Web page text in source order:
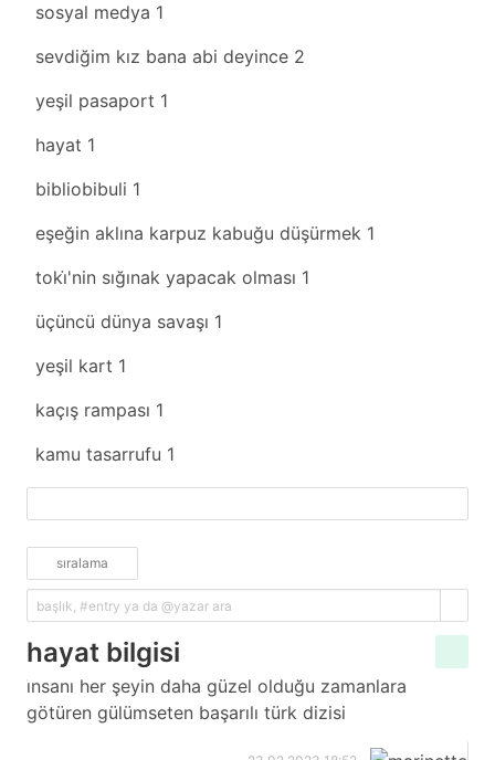
sosyal medya 1
sevdiğim kız bana abi deyince 2
yeşil pasaport 1
hayat 1
bibliobibuli 1
eşeğin aklına karpuz kabuğu düşürmek 1
toki̇'nin sığınak yapacak olması 1
üçüncü dünya savaşı 1
yeşil kart 1
kaçış rampası 1
kamu tasarrufu 1
sıralama
hayat bilgisi
i̇nsanı her şeyin daha güzel olduğu zamanlara
götüren gülümseten başarılı türk dizisi